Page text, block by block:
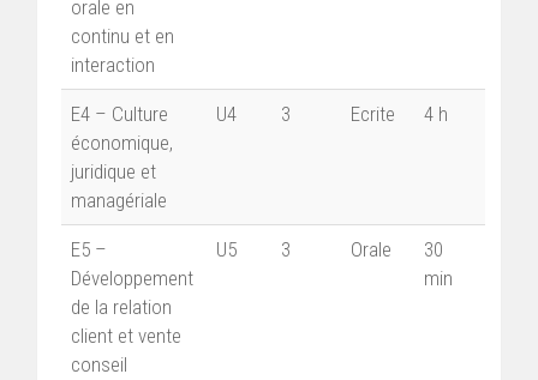
orale en
continu et en
interaction
E4 – Culture
économique,
juridique et
managériale
U4 3 Ecrite 4 h
E5 –
Développement
de la relation
client et vente
conseil
U5 3 Orale
30
min